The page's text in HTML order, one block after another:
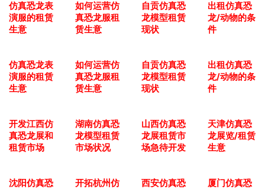
仿真恐龙表
演服的租赁
生意
如何运营仿
真恐龙服租
赁生意
自贡仿真恐
龙模型租赁
现状
出租仿真恐
龙/动物的条
件
仿真恐龙表
演服的租赁
生意
如何运营仿
真恐龙服租
赁生意
自贡仿真恐
龙模型租赁
现状
出租仿真恐
龙/动物的条
件
开发江西仿
真恐龙展和
租赁市场
湖南仿真恐
龙模型租赁
市场状况
山西仿真恐
龙展租赁市
场急待开发
天津仿真恐
龙展览/租赁
生意
沈阳仿真恐
开拓杭州仿
西安仿真恐
厦门仿真恐